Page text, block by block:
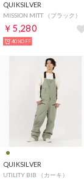
QUIKSILVER
MISSION MITT （ブラック）
￥5,280
40%OFF
QUIKSILVER
UTILITY BIB （カーキ）